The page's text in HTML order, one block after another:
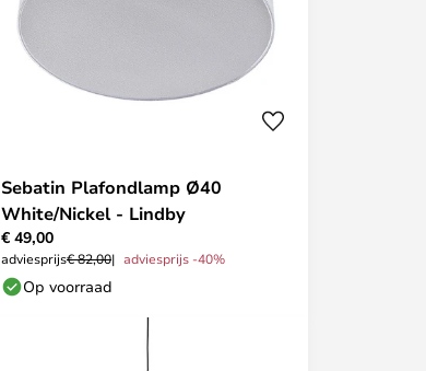
Sebatin Plafondlamp Ø40
White/Nickel - Lindby
€ 49,00
adviesprijs€ 82,00 adviesprijs -40%
Op voorraad